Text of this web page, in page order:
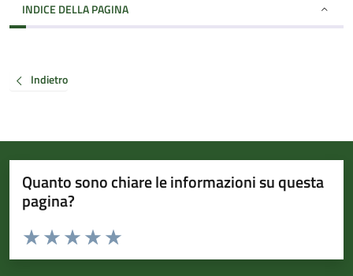
INDICE DELLA PAGINA
Indietro
Quanto sono chiare le informazioni su questa
pagina?
Valuta da 1 a 5 stelle la pagina
Valuta 5 stelle su 5
Valuta 4 stelle su 5
Valuta 3 stelle su 5
Valuta 2 stelle su 5
Valuta 1 stelle su 5